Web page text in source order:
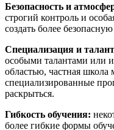
Безопасность и
строгий контроль и
создать более
Специализация и
особыми талантами или
областью, частная
специализированные
раскрыться.
Гибкость обучения:
более гибкие формы